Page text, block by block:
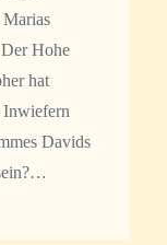
Hohe
hat
Inwiefern
Davids